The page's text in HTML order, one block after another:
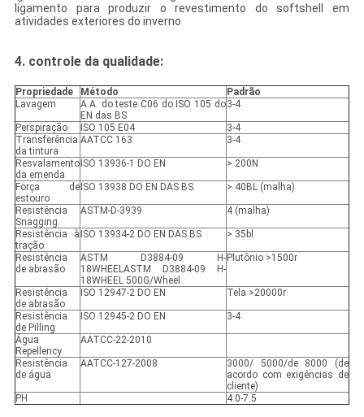
ligamento para produzir o revestimento do softshell em
atividades exteriores do inverno
4. controle da qualidade:
Propriedade Método
Padrão
Lavagem
A.A. do teste C06 do ISO 105 do
EN das BS
3-4
Perspiração ISO 105 E04
3-4
Transferência
da tintura
AATCC 163 3-4
Resvalamento
da emenda
ISO 13936-1 DO EN > 200N
Força de
estouro
ISO 13938 DO EN DAS BS > 40BL (malha)
Resistência
Snagging
ASTM-D-3939 4 (malha)
Resistência à
tração
ISO 13934-2 DO EN DAS BS > 35bl
Resistência
de abrasão
ASTM D3884-09 H-
18WHEELASTM D3884-09 H-
18WHEEL 500G/Wheel
Plutônio >1500r
Resistência
de abrasão
ISO 12947-2 DO EN Tela >20000r
Resistência
de Pilling
ISO 12945-2 DO EN 3-4
Água
Repellency
AATCC-22-2010
Resistência
de água
AATCC-127-2008
3000/ 5000/de 8000 (de
acordo com exigências de
cliente)
PH
4.0-7.5